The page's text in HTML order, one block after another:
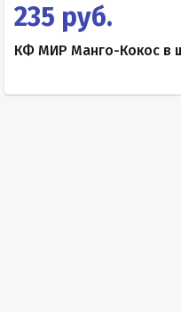
235 руб.
КФ МИР Манго-Кокос в